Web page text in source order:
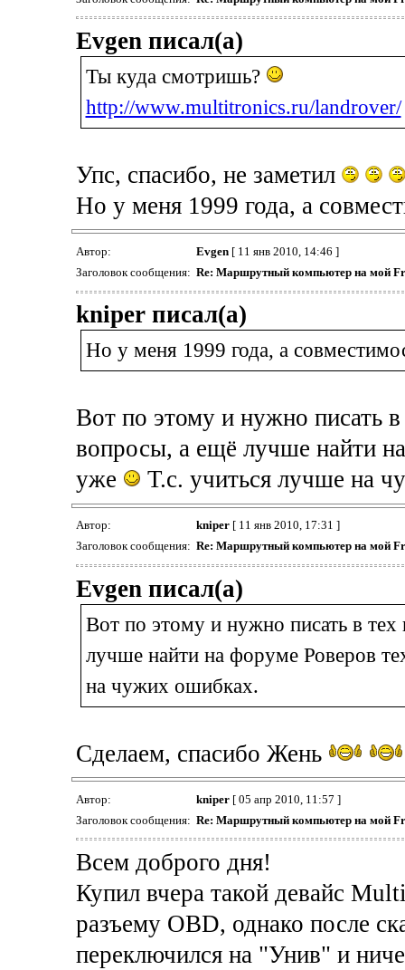
Evgen писал(а)
Ты куда смотришь?
http://www.multitronics.ru/landrover/
Упс, спасибо, не заметил
Но у меня 1999 года, а
Автор: Evgen[ 11 янв 2010, 14:46 ]
Заголовок сообщения: Re: Маршрутный компьютер на мой
kniper писал(а)
Но у меня 1999 года, а
Вот по этому и нужно писать
вопросы, а ещё лучше найти
уже
Т.с. учиться лучше на
Автор: kniper[ 11 янв 2010, 17:31 ]
Заголовок сообщения: Re: Маршрутный компьютер на мой
Evgen писал(а)
Вот по этому и нужно писать в
лучше найти на форуме Роверов
на чужих ошибках.
Сделаем, спасибо Жень
Автор: kniper[ 05 апр 2010, 11:57 ]
Заголовок сообщения: Re: Маршрутный компьютер на мой
Всем доброго дня!
Купил вчера такой девайс
разъему OBD, однако после
переключился на "Унив" и